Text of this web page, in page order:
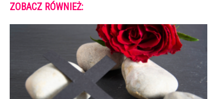
ZOBACZ RÓWNIEŻ: